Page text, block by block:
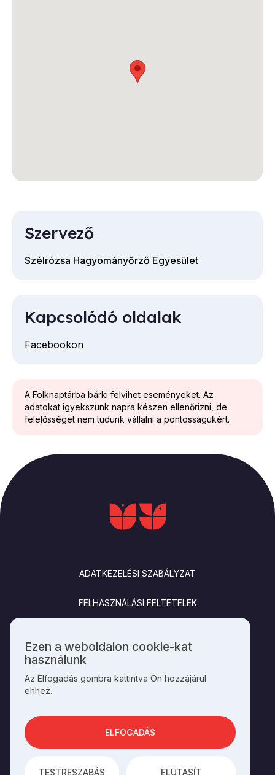
A Folknaptárba bárki felvihet eseményeket. Az
adatokat igyekszünk napra készen ellenőrizni, de
felelősséget nem tudunk vállalni a pontosságukért.
Szervező
Szélrózsa Hagyományőrző Egyesület
Kapcsolódó oldalak
Facebookon
ADATKEZELÉSI SZABÁLYZAT
FELHASZNÁLÁSI FELTÉTELEK
SOCIALS
Személyes
adatok
és
cookie-
használata
Ezen a weboldalon cookie-kat
használunk
Az Elfogadás gombra kattintva Ön hozzájárul
ehhez.
TESTRESZABÁS ELUTASÍT
ELFOGADÁS